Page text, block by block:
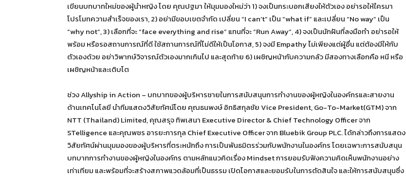
เขียนบทบาทใหม่ของผู้นำหญิง โดย คุณปฐมา ให้มุมมองใหม่ว่า 1) จงเป็นกระบอกเสียงให้ตัวเอง อย่ารอให้ใครมา
โปรโมทความสำเร็จของเรา, 2) อย่ามีขอบเขตจำกัด เปลี่ยน “I can’t” เป็น “what if” และเปลี่ยน “No way” เป็น
“why not”, 3) เลือกที่จะ “face everything and rise” แทนที่จะ “Run Away”, 4) จงเป็นนักฝันที่ลงมือทำ อย่ารอให้
พร้อม หรือรอสถานการณ์ที่ดี ใช้สถานการณ์ที่ไม่ดีให้เป็นโอกาส, 5) จงมี Empathy ไม่เพียงแต่ผู้อื่น แต่ต้องมีให้กับ
ตัวเองด้วย อย่าวิพากษ์วิจารณ์ตัวเองมากเกินไป และสุดท้าย 6) เผชิญหน้ากับความกลัว มีสองทางเลือกคือ หนี หรือ
เผชิญหน้าและเติบโต
ช่วง Allyship in Action – บทบาทของผู้บริหารชายในการสนับสนุนการทำงานของผู้หญิงในองค์กรและสายงาน
ด้านเทคโนโลยี นำทีมแสดงวิสัยทัศน์โดย คุณธนพงษ์ อิทธิสกุลชัย Vice President, Go-To-Market(GTM) จาก
NTT (Thailand) Limited, คุณสรุจ ทิพเสนา Executive Director & Chief Technology Officer จาก
STelligence และคุณพชร อารยะการกุล Chief Executive Officer จาก Bluebik Group PLC. ได้กล่าวถึงการแสดง
วิสัยทัศน์ผ่านมุมมองของผู้บริหารที่ตระหนักถึง การเป็นพันธมิตรร่วมกับพนักงานในองค์กร โดยเฉพาะการสนับสนุน
บทบาทการทำงานของผู้หญิงในองค์กร ตามหลักแนวคิดเรื่อง Mindset การยอมรับฟังความคิดเห็นพนักงานอย่าง
เท่าเทียม และพร้อมที่จะสร้างสภาพแวดล้อมที่เป็นธรรม เปิดโอกาสและยอมรับในการตัดสินใจ และให้การสนับสนุนซึ่ง